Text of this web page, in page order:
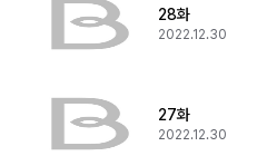
28화
2022.12.30
27화
2022.12.30